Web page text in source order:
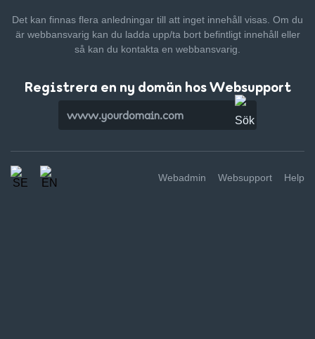
Det kan finnas flera anledningar till att inget innehåll visas. Om du
är webbansvarig kan du ladda upp/ta bort befintligt innehåll eller
så kan du kontakta en webbansvarig.
Registrera en ny domän hos Websupport
Webadmin Websupport Help